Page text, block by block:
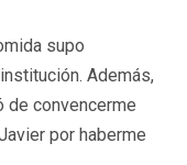
supo
Además,
de convencerme
por haberme